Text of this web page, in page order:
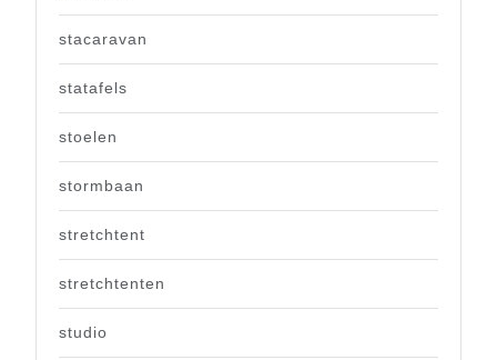
stacaravan
statafels
stoelen
stormbaan
stretchtent
stretchtenten
studio